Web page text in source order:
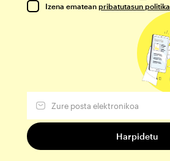
Izena ematean pribatutasun politika